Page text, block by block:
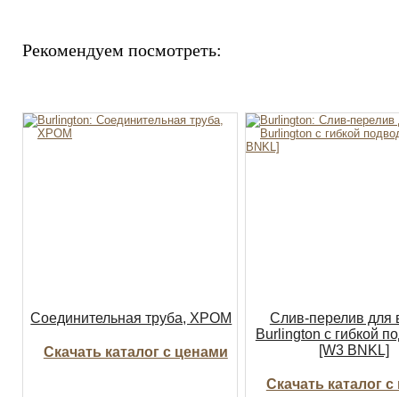
Рекомендуем посмотреть:
Соединительная труба, ХРОМ
Скачать каталог с ценами
Слив-перелив для
Burlington с гибкой
[W3 BNKL]
Скачать каталог